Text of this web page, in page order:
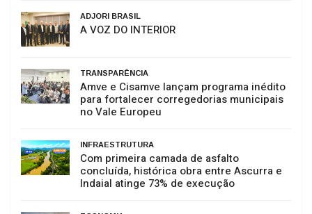
ADJORI BRASIL
A VOZ DO INTERIOR
TRANSPARÊNCIA
Amve e Cisamve lançam programa inédito
para fortalecer corregedorias municipais
no Vale Europeu
INFRAESTRUTURA
Com primeira camada de asfalto
concluída, histórica obra entre Ascurra e
Indaial atinge 73% de execução